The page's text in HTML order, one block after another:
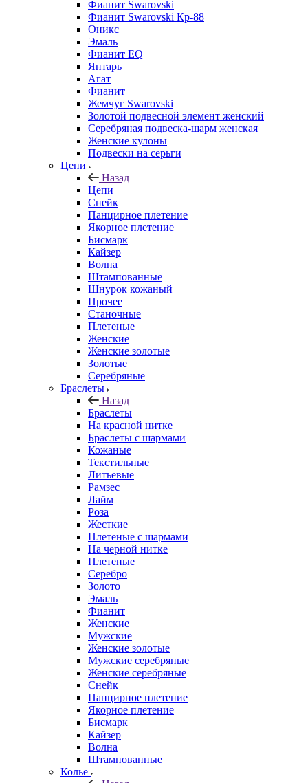
Фианит Swarovski
Фианит Swarovski Кр-88
Оникс
Эмаль
Фианит EQ
Янтарь
Агат
Фианит
Жемчуг Swarovski
Золотой подвесной элемент женcкий
Серебряная подвеска-шарм женская
Женские кулоны
Подвески на серьги
Цепи
Назад
Цепи
Снейк
Панцирное плетение
Якорное плетение
Бисмарк
Кайзер
Волна
Штампованные
Шнурок кожаный
Прочее
Станочные
Плетеные
Женские
Женские золотые
Золотые
Серебряные
Браслеты
Назад
Браслеты
На красной нитке
Браслеты с шармами
Кожаные
Текстильные
Литьевые
Рамзес
Лайм
Роза
Жесткие
Плетеные с шармами
На черной нитке
Плетеные
Серебро
Золото
Эмаль
Фианит
Женские
Мужские
Женские золотые
Мужские серебряные
Женские серебряные
Снейк
Панцирное плетение
Якорное плетение
Бисмарк
Кайзер
Волна
Штампованные
Колье